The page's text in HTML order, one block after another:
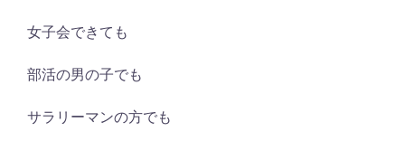
女子会できても
部活の男の子でも
サラリーマンの方でも